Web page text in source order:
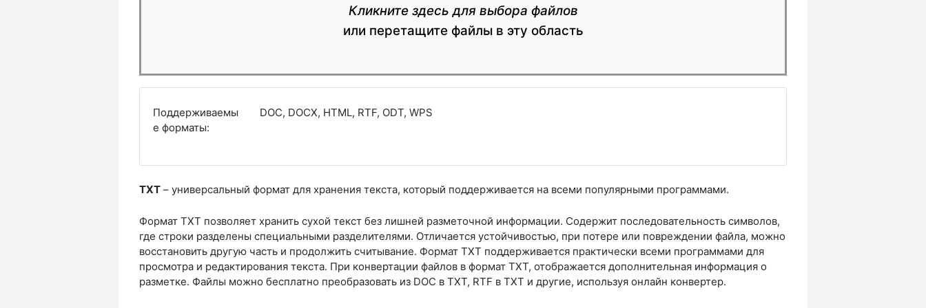
Кликните здесь для выбора файлов
или перетащите файлы в эту область
Поддерживаемы
е форматы:
DOC, DOCX, HTML, RTF, ODT, WPS
TXT – универсальный формат для хранения текста, который поддерживается на всеми популярными программами.
Формат TXT позволяет хранить сухой текст без лишней разметочной информации. Содержит последовательность символов,
где строки разделены специальными разделителями. Отличается устойчивостью, при потере или повреждении файла, можно
восстановить другую часть и продолжить считывание. Формат TXT поддерживается практически всеми программами для
просмотра и редактирования текста. При конвертации файлов в формат TXT, отображается дополнительная информация о
разметке. Файлы можно бесплатно преобразовать из DOC в TXT, RTF в TXT и другие, используя онлайн конвертер.